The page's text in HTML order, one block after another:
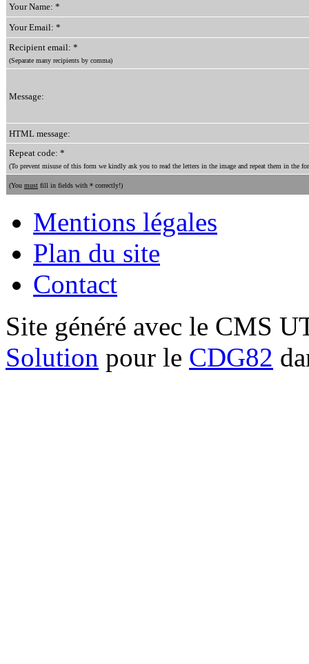
Your Name: *
Your Email: *
Recipient email: *
(Separate many recipients by comma)
Message:
HTML message:
Repeat code: *
(To prevent misuse of this form we kindly ask you to read the letters in the image and repeat them in the
(You must fill in fields with * correctly!)
Mentions légales
Plan du site
Contact
Site généré avec le CMS
Solution pour le CDG82